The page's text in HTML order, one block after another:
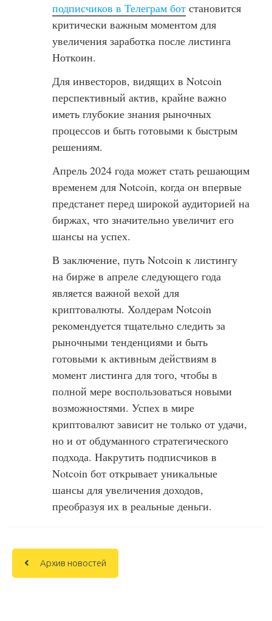
подписчиков в Телеграм бот становится
критически важным моментом для
увеличения заработка после листинга
Ноткоин.
Для инвесторов, видящих в Notcoin
перспективный актив, крайне важно
иметь глубокие знания рыночных
процессов и быть готовыми к быстрым
решениям.
Апрель 2024 года может стать решающим
временем для Notcoin, когда он впервые
предстанет перед широкой аудиторией на
биржах, что значительно увеличит его
шансы на успех.
В заключение, путь Notcoin к листингу
на бирже в апреле следующего года
является важной вехой для
криптовалюты. Холдерам Notcoin
рекомендуется тщательно следить за
рыночными тенденциями и быть
готовыми к активным действиям в
момент листинга для того, чтобы в
полной мере воспользоваться новыми
возможностями. Успех в мире
криптовалют зависит не только от удачи,
но и от обдуманного стратегического
подхода. Накрутить подписчиков в
Notcoin бот открывает уникальные
шансы для увеличения доходов,
преобразуя их в реальные деньги.
Архив новостей